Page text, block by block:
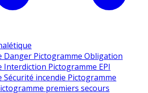
Danger Pictogramme Obligation
Interdiction Pictogramme EPI
Sécurité incendie Pictogramme
premiers secours